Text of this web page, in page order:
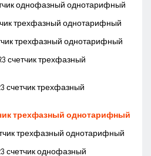
однофазный однотарифный
трехфазный однотарифный
трехфазный однотарифный
счетчик трехфазный
счетчик трехфазный
трехфазный однотарифный
трехфазный однотарифный
счетчик однофазный